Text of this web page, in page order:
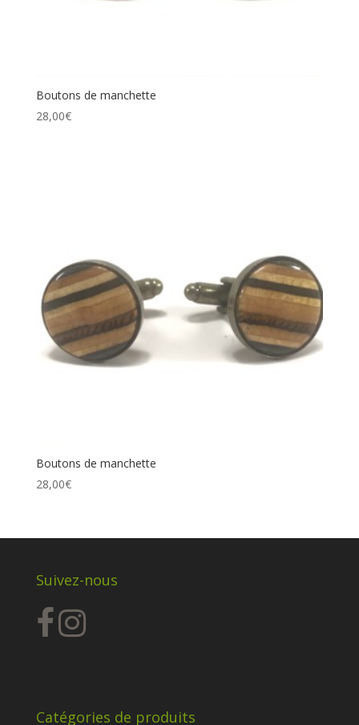
Boutons de manchette
28,00€
Boutons de manchette
28,00€
Suivez-nous
Catégories de produits